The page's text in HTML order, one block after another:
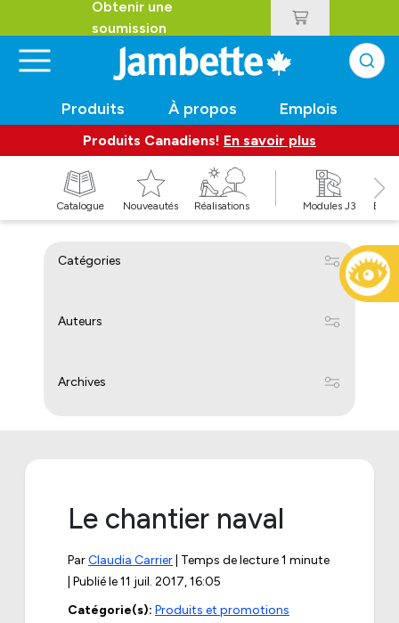
Obtenir une
soumission
Produits À propos Emplois
Produits Canadiens! En savoir plus
Catalogue Nouveautés Réalisations Modules J3
Catégories
Auteurs
Archives
Le chantier naval
ParClaudia Carrier | Temps de lecture 1 minute
| Publié le11 juil. 2017, 16:05
Catégorie(s): Produits et promotions